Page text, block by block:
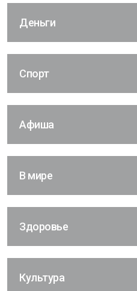
Деньги
Спорт
Афиша
В мире
Здоровье
Культура